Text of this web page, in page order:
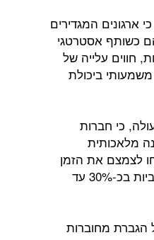
ארגונים המגדירים
כשותף אסטרטגי
חווים עלייה של
משמעותי ביכולת
כי חברות
מלאכותית
לצמצם את הזמן
המושקע במטלות אדמיניסטרטיביות בכ-30% עד
הגברת מחוברות